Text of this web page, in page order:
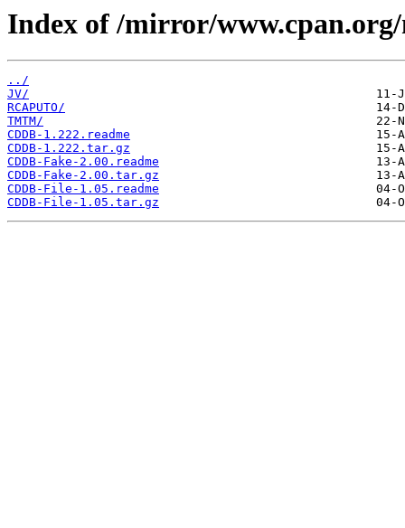
Index of /mirror/
../
JV/
RCAPUTO/
TMTM/
CDDB-1.222.readme
CDDB-1.222.tar.gz
CDDB-Fake-2.00.readme
CDDB-Fake-2.00.tar.gz
CDDB-File-1.05.readme
CDDB-File-1.05.tar.gz